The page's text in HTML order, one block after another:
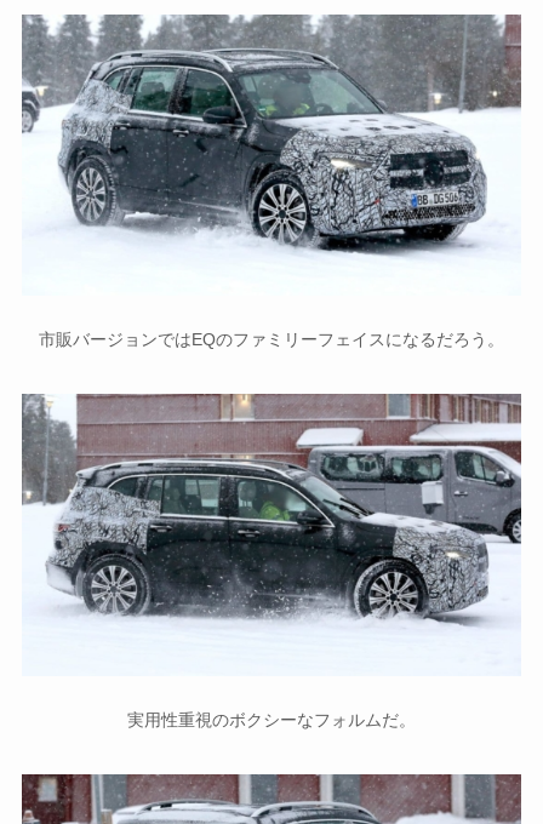
市販バージョンではEQのファミリーフェイスになるだろう。
実用性重視のボクシーなフォルムだ。